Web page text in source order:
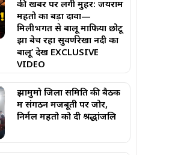
की खबर पर लगी मुहर: जयराम
महतो का बड़ा दावा—
मिलीभगत से बालू माफिया छोटू
झा बेच रहा सुवर्णरेखा नदी का
बालू’ देखें EXCLUSIVE
VIDEO
झामुमो जिला समिति की बैठक
में संगठन मजबूती पर जोर,
निर्मल महतो को दी श्रद्धांजलि